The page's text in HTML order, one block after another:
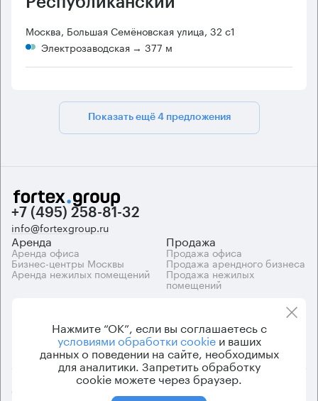
Москва, Большая Семёновская улица, 32 с1
Электрозаводская → 377 м
Показать ещё 4 предложения
+7 (495) 258-81-32
info@fortexgroup.ru
Аренда
Аренда офиса
Бизнес-центры Москвы
Аренда нежилых помещений
Продажа
Продажа офиса
Продажа арендного бизнеса
Продажа нежилых
помещений
Каталог бизнес-центров О компании
Вакансии
Контакты
© 2026 Fortex.Group. ООО «АРЕНДА ОФИСА», ОГРН 1177746948686,
Нажмите “ОК”, если вы соглашаетесь с
условиями обработки cookieи ваших
данных о поведении на сайте, необходимых
для аналитики. Запретить обработку
cookie можете через браузер.